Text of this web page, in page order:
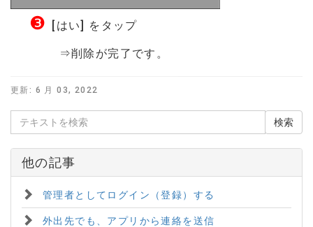
❸ [はい] をタップ
⇒削除が完了です。
更新: 6 月 03, 2022
他の記事
管理者としてログイン（登録）する
外出先でも、アプリから連絡を送信